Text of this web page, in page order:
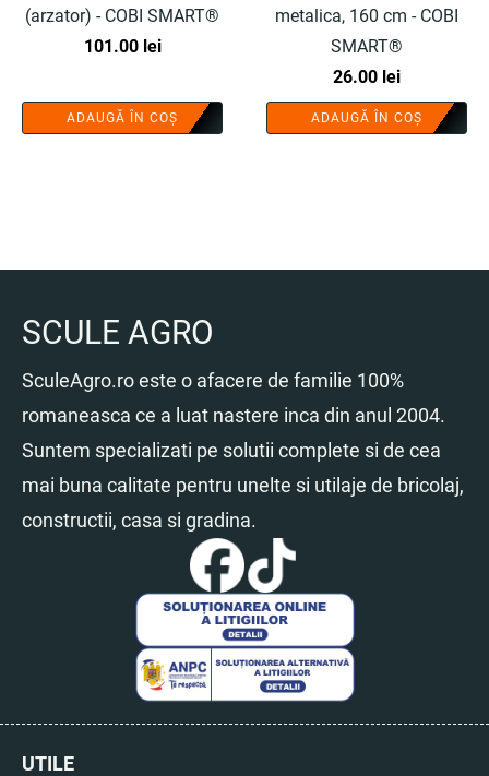
(arzator) - COBI SMART®
101.00 lei
ADAUGĂ ÎN COȘ
metalica, 160 cm - COBI
SMART®
26.00 lei
ADAUGĂ ÎN COȘ
SCULE AGRO
SculeAgro.ro este o afacere de familie 100%
romaneasca ce a luat nastere inca din anul 2004.
Suntem specializati pe solutii complete si de cea
mai buna calitate pentru unelte si utilaje de bricolaj,
constructii, casa si gradina.
UTILE